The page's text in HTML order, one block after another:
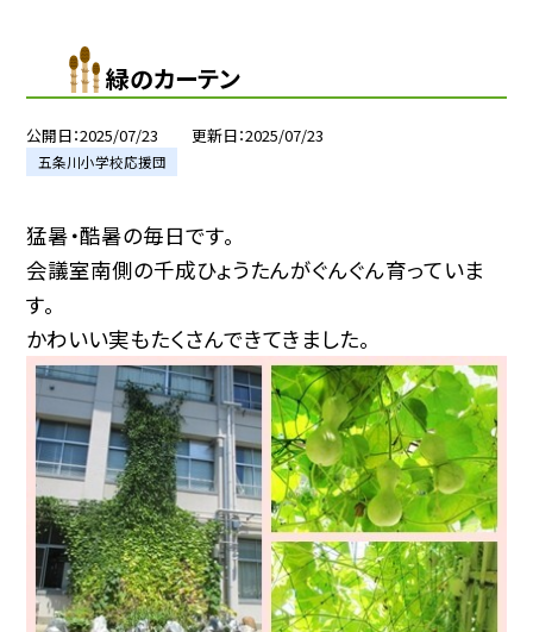
緑のカーテン
公開日 2025/07/23 更新日 2025/07/23
五条川小学校応援団
猛暑・酷暑の毎日です。
会議室南側の千成ひょうたんがぐんぐん育っていま
す。
かわいい実もたくさんできてきました。